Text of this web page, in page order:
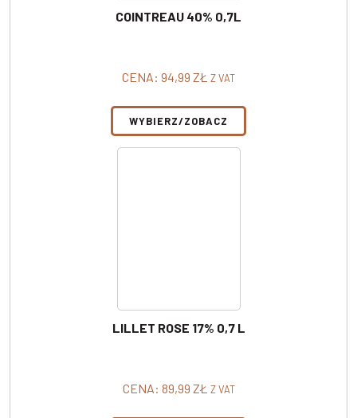
COINTREAU 40% 0,7L
CENA: 94,99 ZŁ Z VAT
WYBIERZ/ZOBACZ
LILLET ROSE 17% 0,7 L
CENA: 89,99 ZŁ Z VAT